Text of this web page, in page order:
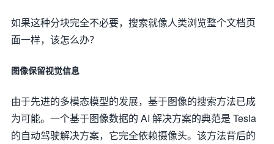
如果这种分块完全不必要，搜索就像人类浏览整个文档页
面一样，该怎么办？
图像保留视觉信息
由于先进的多模态模型的发展，基于图像的搜索方法已成
为可能。一个基于图像数据的 AI 解决方案的典范是 Tesla
的自动驾驶解决方案，它完全依赖摄像头。该方法背后的